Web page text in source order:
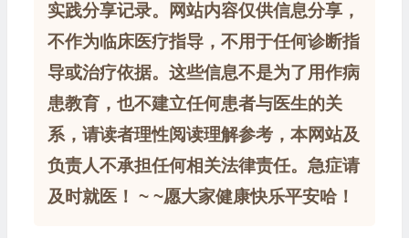
实践分享记录。网站内容仅供信息分享，
不作为临床医疗指导，不用于任何诊断指
导或治疗依据。这些信息不是为了用作病
患教育，也不建立任何患者与医生的关
系，请读者理性阅读理解参考，本网站及
负责人不承担任何相关法律责任。急症请
及时就医！ ~ ~愿大家健康快乐平安哈！